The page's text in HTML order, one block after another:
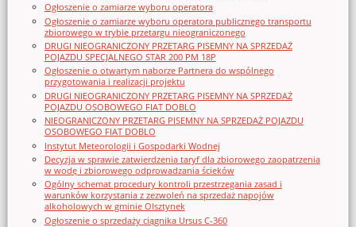
Ogłoszenie o zamiarze wyboru operatora
Ogłoszenie o zamiarze wyboru operatora publicznego transportu
zbiorowego w trybie przetargu nieograniczonego
DRUGI NIEOGRANICZONY PRZETARG PISEMNY NA SPRZEDAŻ
POJAZDU SPECJALNEGO STAR 200 PM 18P
Ogłoszenie o otwartym naborze Partnera do wspólnego
przygotowania i realizacji projektu
DRUGI NIEOGRANICZONY PRZETARG PISEMNY NA SPRZEDAŻ
POJAZDU OSOBOWEGO FIAT DOBLO
NIEOGRANICZONY PRZETARG PISEMNY NA SPRZEDAŻ POJAZDU
OSOBOWEGO FIAT DOBLO
Instytut Meteorologii i Gospodarki Wodnej
Decyzja w sprawie zatwierdzenia taryf dla zbiorowego zaopatrzenia
w wodę i zbiorowego odprowadzania ścieków
Ogólny schemat procedury kontroli przestrzegania zasad i
warunków korzystania z zezwoleń na sprzedaż napojów
alkoholowych w gminie Olsztynek
Ogłoszenie o sprzedaży ciągnika Ursus C-360